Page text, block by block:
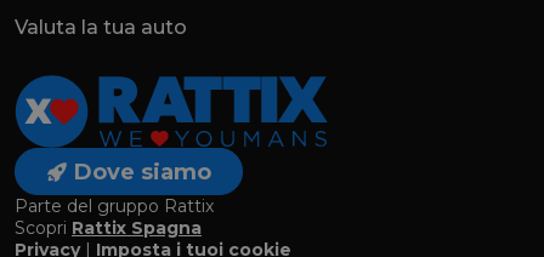
Valuta la tua auto
Dove siamo
Parte del gruppo Rattix
Scopri Rattix Spagna
Privacy| Imposta i tuoi cookie